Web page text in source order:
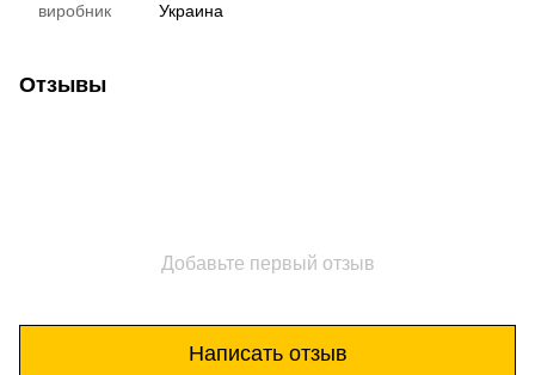
виробник Украина
Отзывы
Добавьте первый отзыв
Написать отзыв